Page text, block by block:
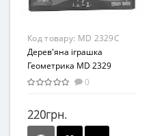
Дерево
Код товару: MD 2329C
Дерев'яна іграшка
Геометрика MD 2329
(2329C)
0
220грн.